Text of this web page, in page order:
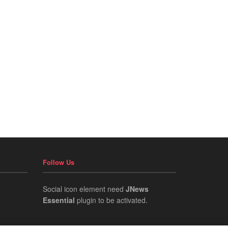
Follow Us
Social icon element need JNews
Essential plugin to be activated.